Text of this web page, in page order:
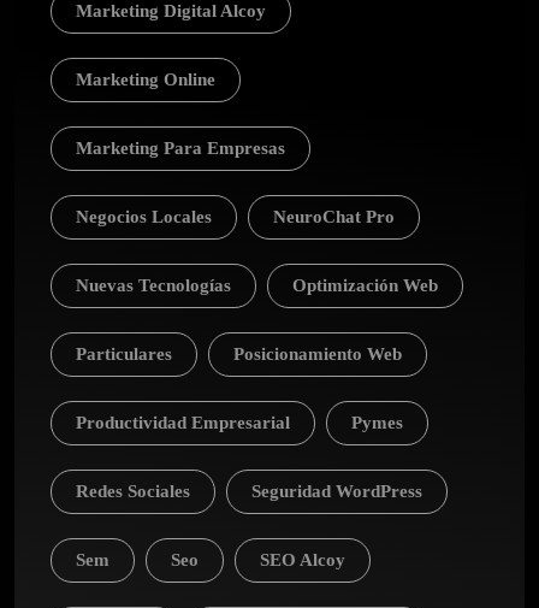
Marketing Digital Alcoy
Marketing Online
Marketing Para Empresas
Negocios Locales NeuroChat Pro
Nuevas Tecnologías Optimización Web
Particulares Posicionamiento Web
Productividad Empresarial Pymes
Redes Sociales Seguridad WordPress
Sem Seo SEO Alcoy